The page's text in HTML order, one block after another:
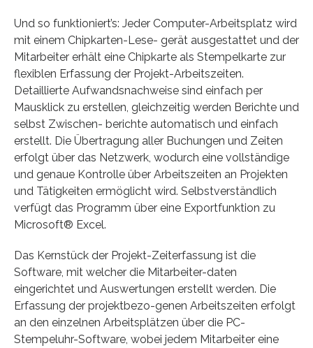
Und so funktioniert’s: Jeder Computer-Arbeitsplatz wird
mit einem Chipkarten-Lese- gerät ausgestattet und der
Mitarbeiter erhält eine Chipkarte als Stempelkarte zur
fle­xiblen Erfassung der Projekt-Arbeitszeiten.
Detaillierte Aufwandsnachweise sind einfach per
Mausklick zu erstellen, gleichzeitig werden Berichte und
selbst Zwischen- berichte automatisch und einfach
erstellt. Die Übertragung aller Buchungen und Zei­ten
erfolgt über das Netzwerk, wodurch eine vollständige
und genaue Kontrolle über Arbeitszeiten an Projekten
und Tätigkeiten ermöglicht wird. Selbstverständlich
ver­fügt das Programm über eine Exportfunktion zu
Microsoft® Excel.
Das Kernstück der Projekt-Zeiterfassung ist die
Software, mit welcher die Mitarbeiter-daten
eingerichtet und Auswertungen erstellt werden. Die
Erfassung der projektbezo-genen Arbeitszeiten erfolgt
an den einzelnen Arbeitsplätzen über die PC-
Stempeluhr-Software, wobei jedem Mitarbeiter eine